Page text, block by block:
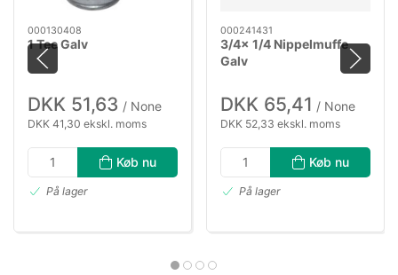
000130408
1 Tee Galv
DKK 51,63 / None
DKK 41,30 ekskl. moms
Køb nu
På lager
000241431
3/4x 1/4 Nippelmuffe
Galv
DKK 65,41 / None
DKK 52,33 ekskl. moms
Køb nu
På lager